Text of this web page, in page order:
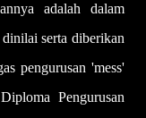
adalah dalam
serta diberikan
pengurusan 'mess'
Pengurusan